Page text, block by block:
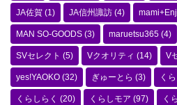
JA佐賀 (1) JA信州諏訪 (4)
MAN SO-GOODS (3) maruetsu365 (4)
SVセレクト (5) Vクオリティ (14) V
yes!YAOKO (32) ぎゅーとら (3) く
くらしらく (20) くらしモア (97) く